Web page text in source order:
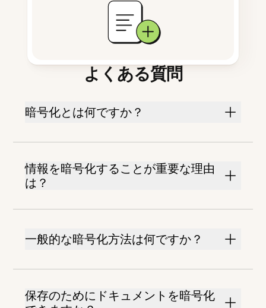
よくある質問
暗号化とは何ですか？
情報を暗号化することが重要な理由
は？
一般的な暗号化方法は何ですか？
保存のためにドキュメントを暗号化